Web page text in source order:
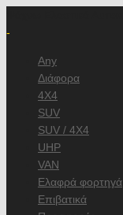
-
Any
Διάφορα
4X4
SUV
SUV / 4X4
UHP
VAN
Ελαφρά φορτηγά
Επιβατικά